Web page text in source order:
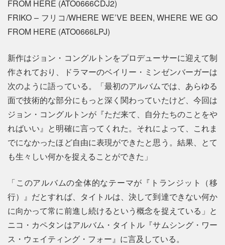
FROM HERE (ATO0666CDJ2)
FRIKO – フリコ/WHERE WE’VE BEEN, WHERE WE GO
FROM HERE (ATO0666LPJ)
新作はジョン・コングルトンをプロデューサーに迎えて制
作されており、ドラマーのベイリー・ミンゼンバーガーは
次のように語っている。「最初のアルバムでは、あらゆる
面で技術的な部分にもっと深く関わっていたけど、今回は
ジョン・コングルトンが『ただ来て、自分たちのことをや
ればいい』と明確に言ってくれた。それによって、これま
でになかったほど自由に表現ができたと思う。結果、とて
も生々しい何かを捉えることができた」
「このアルバムの全体的なテーマが『トランジット（移
行）』だとすれば、タイトルは、決して到達できない何か
に向かって常に前進し続けるという概念を捉えている」と
ニコ・カペタンはアルバム・タイトル『サムシング・ワー
ス・ウェイティング・フォー』に言及している。